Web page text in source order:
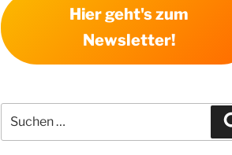
Hier geht's zum
Newsletter!
nach: